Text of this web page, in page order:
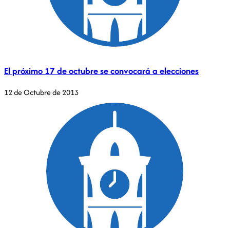
El próximo 17 de octubre se convocará a elecciones
12 de Octubre de 2013